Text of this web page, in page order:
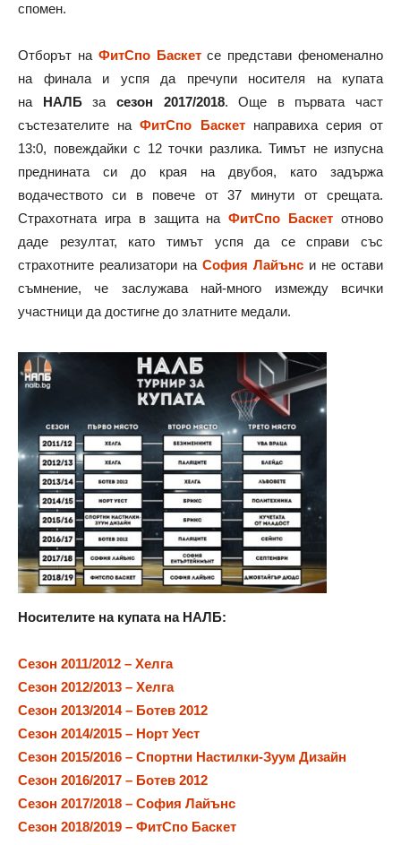
спомен.
Отборът на ФитСпо Баскетсе представи феноменално
на финала и успя да пречупи носителя на купата
на НАЛБза сезон 2017/2018. Още в първата част
състезателите наФитСпо Баскетнаправиха серия от
13:0, повеждайки с 12 точки разлика. Тимът не изпусна
преднината си до края на двубоя, като задържа
водачеството си в повече от 37 минути от срещата.
Страхотната игра в защита наФитСпо Баскет отново
даде резултат, като тимът успя да се справи със
страхотните реализатори на София Лайънс и не остави
съмнение, че заслужава най-много измежду всички
участници да достигне до златните медали.
Носителите на купата на НАЛБ:
Сезон 2011/2012 – Хелга
Сезон 2012/2013 – Хелга
Сезон 2013/2014 – Ботев 2012
Сезон 2014/2015 – Норт Уест
Сезон 2015/2016 – Спортни Настилки-Зуум Дизайн
Сезон 2016/2017 – Ботев 2012
Сезон 2017/2018 – София Лайънс
Сезон 2018/2019 – ФитСпо Баскет